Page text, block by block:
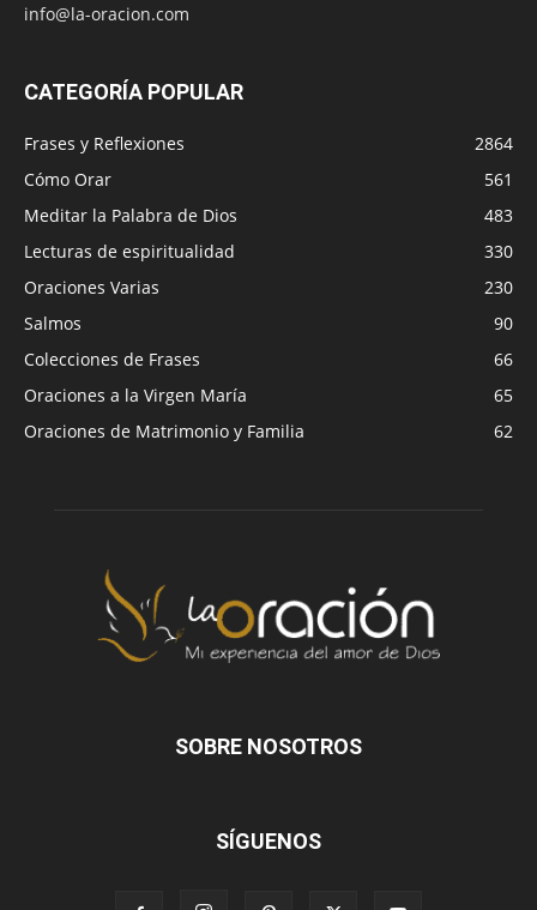
info@la-oracion.com
CATEGORÍA POPULAR
Frases y Reflexiones
2864
Cómo Orar
561
Meditar la Palabra de Dios
483
Lecturas de espiritualidad
330
Oraciones Varias
230
Salmos
90
Colecciones de Frases
66
Oraciones a la Virgen María
65
Oraciones de Matrimonio y Familia
62
SOBRE NOSOTROS
SÍGUENOS